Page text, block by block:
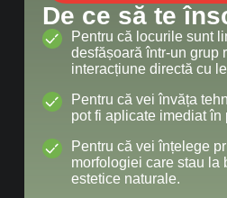
De ce să te
Pentru că locurile sunt
desfășoară într-un grup
interacțiune directă cu
Pentru că vei învăța
pot fi aplicate imediat în
Pentru că vei înțelege
morfologiei care stau la
estetice naturale.